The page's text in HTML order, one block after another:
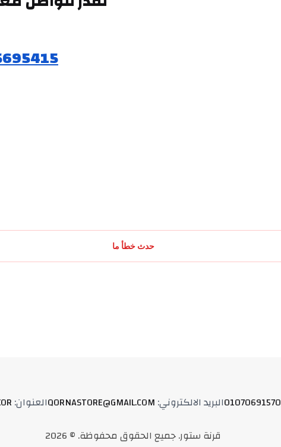
حدث خطأ ما
01070691570البريد الالكتروني:
QORNASTORE@GMAIL.COMالعنوان:
قرنة ستور.جميع الحقوق محفوظة. ©
2026